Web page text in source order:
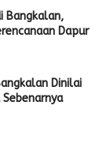
Bangkalan,
Dapur
Dinilai